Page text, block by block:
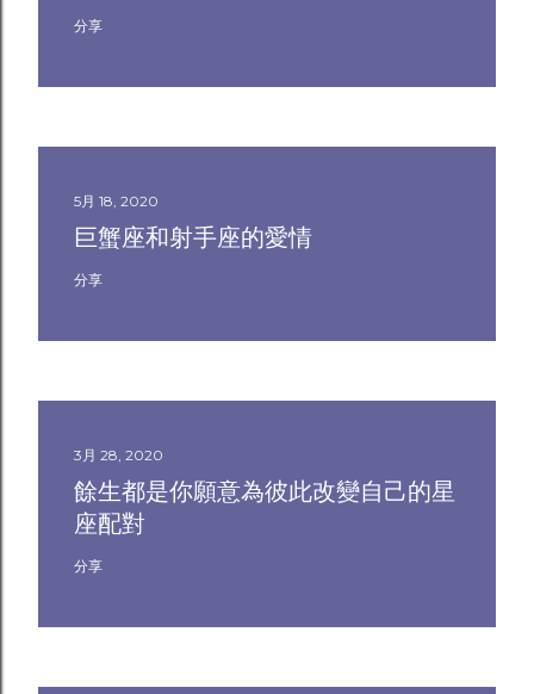
分享
5月 18, 2020
巨蟹座和射手座的愛情
分享
3月 28, 2020
餘生都是你願意為彼此改變自己的星
座配對
分享